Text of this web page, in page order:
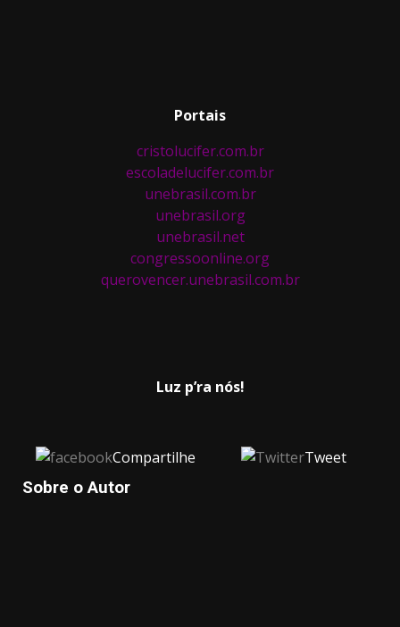
Portais
cristolucifer.com.br
escoladelucifer.com.br
unebrasil.com.br
unebrasil.org
unebrasil.net
congressoonline.org
querovencer.unebrasil.com.br
Luz p’ra nós!
Compartilhe
Tweet
Sobre o Autor